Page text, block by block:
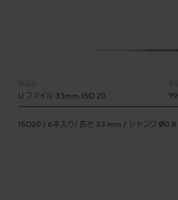
製品名:
U ファイル 33mm ISO 20
製
ISO20 / 6本入り/ 長さ 33 mm / シャンク